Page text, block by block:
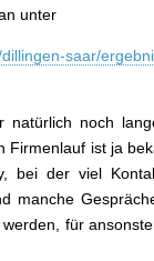
unter
saar/
natürlich noch
Firmenlauf ist ja
bei der viel
manche
für